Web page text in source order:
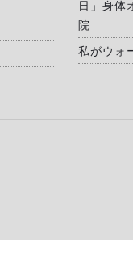
日」身体
院
私がウォ